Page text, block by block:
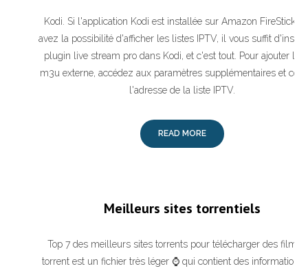
Kodi. Si l'application Kodi est installée sur Amazon FireStick,
avez la possibilité d'afficher les listes IPTV, il vous suffit
plugin live stream pro dans Kodi, et c'est tout. Pour ajouter la
m3u externe, accédez aux paramètres supplémentaires et
l'adresse de la liste IPTV.
READ MORE
Meilleurs sites torrentiels
Top 7 des meilleurs sites torrents pour télécharger des films.
torrent est un fichier très léger ⌚ qui contient des informations